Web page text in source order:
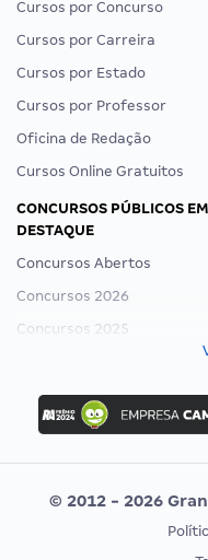
Cursos por Concurso
Cursos por Carreira
Cursos por Estado
Cursos por Professor
Oficina de Redação
Cursos Online Gratuitos
CONCURSOS PÚBLICOS EM
DESTAQUE
Concursos Abertos
Concursos 2026
Concursos 2025
Concurso Ibama
Concurso MPU
Editais publicados
CONCURSOS POR
© 2012 - 2026